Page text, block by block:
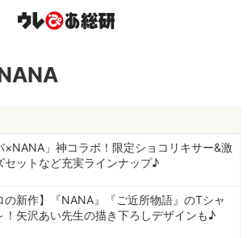
×NANA」神コラボ！限定ショコリキサー&激
セットなど充実ラインナップ♪
の新作】『NANA』『ご近所物語』のTシャ
！矢沢あい先生の描き下ろしデザインも♪